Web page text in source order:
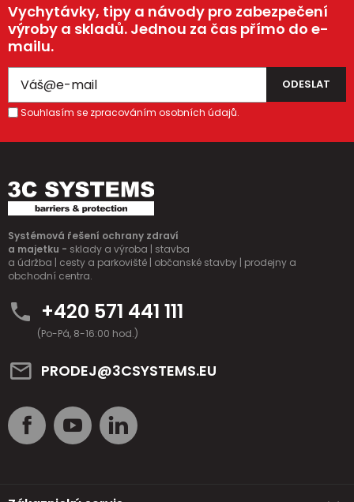
Vychytávky, tipy a návody pro zabezpečení
výroby a skladů. Jednou za čas přímo do e-
mailu.
Souhlasím se zpracováním osobních údajů.
Systémová řešení ochrany zdraví
a majetku - sklady a výroba | stavba
a údržba | cesty a parkoviště | občanské stavby | prodejny a
obchodní centra.
+420 571 441 111
(Po-Pá, 8-16:00 hod.)
PRODEJ@3CSYSTEMS.EU